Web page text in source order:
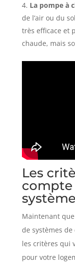
La pompe à
de l’air ou du
très efficace et
chaude, mais
Les
compte
Maintenant
de systèmes
les critères qui
pour votre